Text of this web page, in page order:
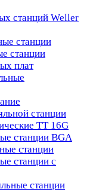
станций Weller
станции
станции
плат
станции
TT 16G
станции BGA
станции
станции с
станции